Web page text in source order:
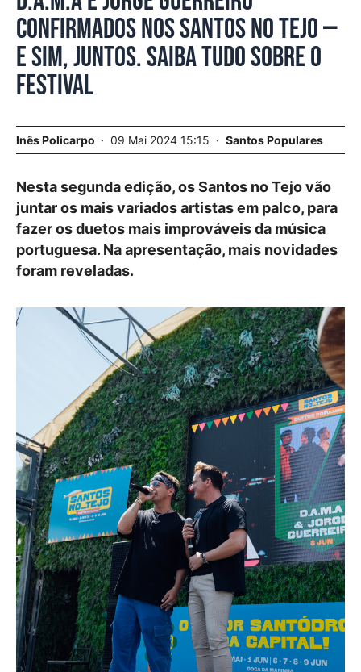
confirmados nos Santos no Tejo —
e sim, juntos. Saiba tudo sobre o
festival
Inês Policarpo 09 Mai 2024 15:15 Santos Populares
Nesta segunda edição, os Santos no Tejo vão
juntar os mais variados artistas em palco, para
fazer os duetos mais improváveis da música
portuguesa. Na apresentação, mais novidades
foram reveladas.